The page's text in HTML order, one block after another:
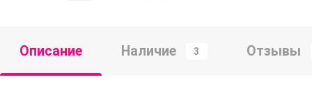
Описание Наличие 3 Отзывы